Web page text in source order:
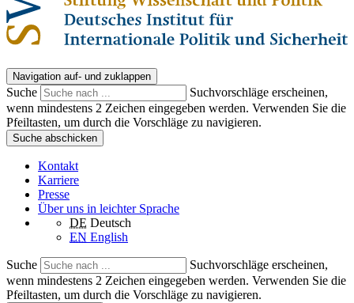
Navigation auf- und zuklappen
Suche
Suchvorschläge erscheinen,
wenn mindestens 2 Zeichen eingegeben werden. Verwenden Sie die
Pfeiltasten, um durch die Vorschläge zu navigieren.
Suche abschicken
Kontakt
Karriere
Presse
Über uns in leichter Sprache
DE Deutsch
EN English
Suche
Suchvorschläge erscheinen,
wenn mindestens 2 Zeichen eingegeben werden. Verwenden Sie die
Pfeiltasten, um durch die Vorschläge zu navigieren.